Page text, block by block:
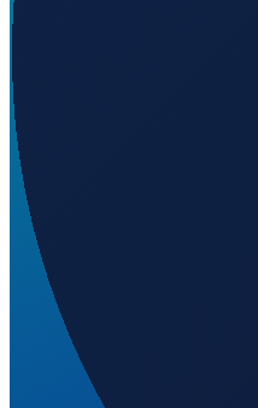
Wo liegt Sardeh Band
Was ist der ICAO-Code
Auf welcher Höhe liegt
Wird geladen...
33.32070